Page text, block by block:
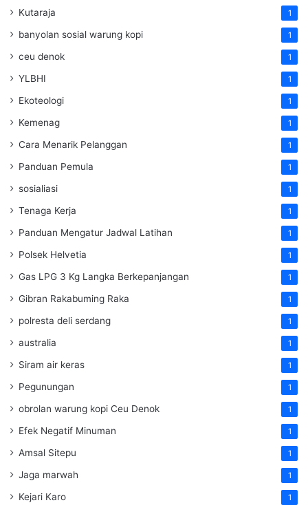
Kutaraja 1
banyolan sosial warung kopi 1
ceu denok 1
YLBHI 1
Ekoteologi 1
Kemenag 1
Cara Menarik Pelanggan 1
Panduan Pemula 1
sosialiasi 1
Tenaga Kerja 1
Panduan Mengatur Jadwal Latihan 1
Polsek Helvetia 1
Gas LPG 3 Kg Langka Berkepanjangan 1
Gibran Rakabuming Raka 1
polresta deli serdang 1
australia 1
Siram air keras 1
Pegunungan 1
obrolan warung kopi Ceu Denok 1
Efek Negatif Minuman 1
Amsal Sitepu 1
Jaga marwah 1
Kejari Karo 1